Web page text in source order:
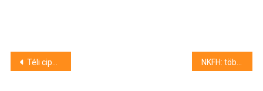
Bejegyzés
Téli cipőt hívott vissza a forgalomból az ALDI határérték feletti vegyi anyagok miatt